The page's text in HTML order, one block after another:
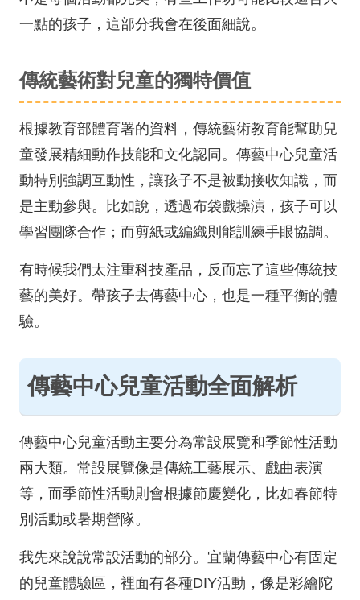
一點的孩子，這部分我會在後面細說。
傳統藝術對兒童的獨特價值
根據教育部體育署的資料，傳統藝術教育能幫助兒
童發展精細動作技能和文化認同。傳藝中心兒童活
動特別強調互動性，讓孩子不是被動接收知識，而
是主動參與。比如說，透過布袋戲操演，孩子可以
學習團隊合作；而剪紙或編織則能訓練手眼協調。
有時候我們太注重科技產品，反而忘了這些傳統技
藝的美好。帶孩子去傳藝中心，也是一種平衡的體
驗。
傳藝中心兒童活動全面解析
傳藝中心兒童活動主要分為常設展覽和季節性活動
兩大類。常設展覽像是傳統工藝展示、戲曲表演
等，而季節性活動則會根據節慶變化，比如春節特
別活動或暑期營隊。
我先來說說常設活動的部分。宜蘭傳藝中心有固定
的兒童體驗區，裡面有各種DIY活動，像是彩繪陀